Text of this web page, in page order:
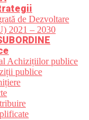
de Dezvoltare
2021 – 2030
Achizițiilor publice
publice